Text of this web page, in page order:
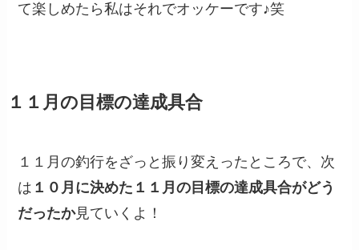
て楽しめたら私はそれでオッケーです♪笑
１１月の目標の達成具合
１１月の釣行をざっと振り変えったところで、次
は １０月に決めた１１月の目標の達成具合がどう
だったか見ていくよ！